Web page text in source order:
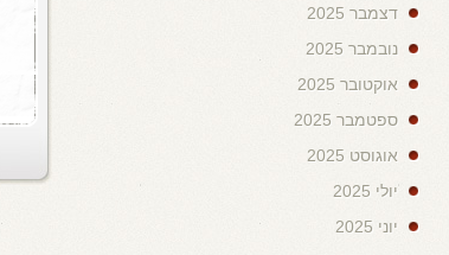
דצמבר 2025
נובמבר 2025
אוקטובר 2025
ספטמבר 2025
אוגוסט 2025
יולי 2025
יוני 2025